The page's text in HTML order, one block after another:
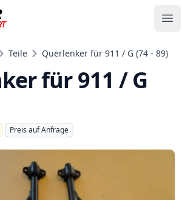
Teile Querlenker für 911 / G (74 - 89)
für 911 / G
Preis auf Anfrage